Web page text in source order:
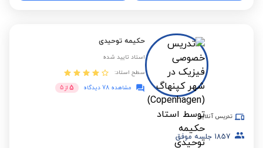
حکیمه توحیدی
استاد تایید شده
سطح استاد:
مشاهده 78 دیدگاه
5 از 5
تدریس آنلاین
1857 جلسه موفق